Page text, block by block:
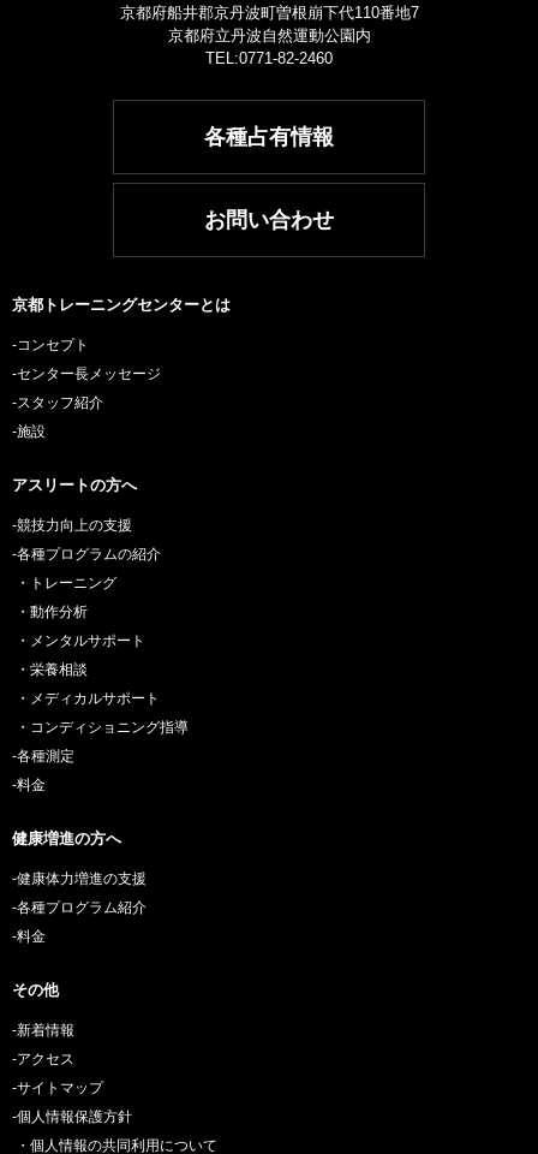
京都府船井郡京丹波町曽根崩下代110番地7
京都府立丹波自然運動公園内
TEL:0771-82-2460
各種占有情報
お問い合わせ
京都トレーニングセンターとは
-コンセプト
-センター長メッセージ
-スタッフ紹介
-施設
アスリートの方へ
-競技力向上の支援
-各種プログラムの紹介
・トレーニング
・動作分析
・メンタルサポート
・栄養相談
・メディカルサポート
・コンディショニング指導
-各種測定
-料金
健康増進の方へ
-健康体力増進の支援
-各種プログラム紹介
-料金
その他
-新着情報
-アクセス
-サイトマップ
-個人情報保護方針
・個人情報の共同利用について